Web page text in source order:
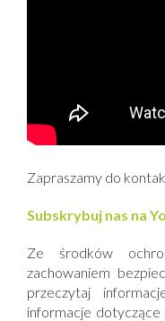
Zapraszamy do
Subskrybuj nas na
Ze środków
zachowaniem
przeczytaj
informacje